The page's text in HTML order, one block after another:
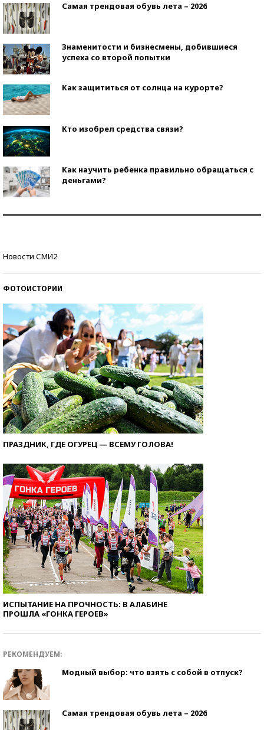
Самая трендовая обувь лета – 2026
Знаменитости и бизнесмены, добившиеся
успеха со второй попытки
Как защититься от солнца на курорте?
Кто изобрел средства связи?
Как научить ребенка правильно обращаться с
деньгами?
Новости СМИ2
ФОТОИСТОРИИ
ПРАЗДНИК, ГДЕ ОГУРЕЦ — ВСЕМУ ГОЛОВА!
ИСПЫТАНИЕ НА ПРОЧНОСТЬ: В АЛАБИНЕ
ПРОШЛА «ГОНКА ГЕРОЕВ»
РЕКОМЕНДУЕМ:
Модный выбор: что взять с собой в отпуск?
Самая трендовая обувь лета – 2026